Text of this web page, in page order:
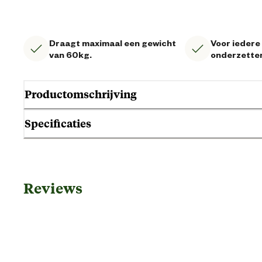
Draagt maximaal een gewicht
van 60kg.
Voor
Productomschrijving
Specificaties
Geschikt voor locatie
Reviews